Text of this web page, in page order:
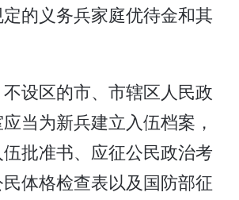
的义务兵家庭优待金和其
设区的市、市辖区人民政
当为新兵建立入伍档案，
批准书、应征公民政治考
体格检查表以及国防部征